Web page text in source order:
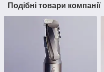
Подібні товари компанії